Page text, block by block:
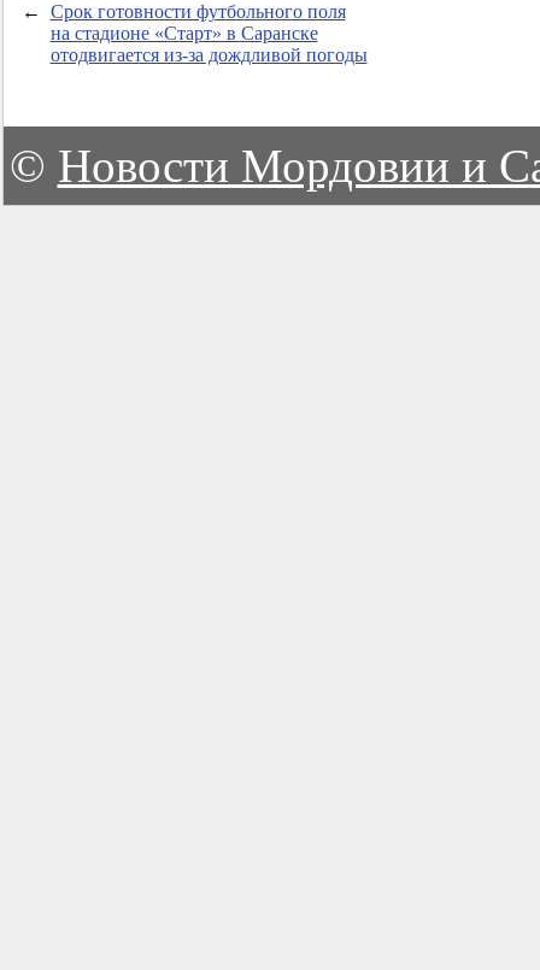
←
Срок готовности футбольного поля
на стадионе «Старт» в Саранске
отодвигается из-за дождливой погоды
© Новости Мордовии и